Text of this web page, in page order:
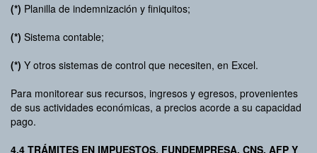
(*) Planilla de indemnización y finiquitos;
(*) Sistema contable;
(*) Y otros sistemas de control que necesiten, en Excel.
Para monitorear sus recursos, ingresos y egresos, provenientes
de sus actividades económicas, a precios acorde a su capacidad
pago.
4.4 TRÁMITES EN IMPUESTOS, FUNDEMPRESA, CNS, AFP Y